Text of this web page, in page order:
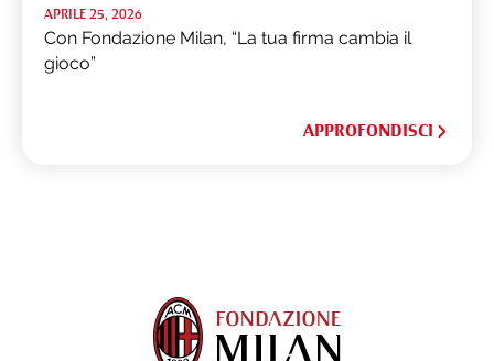
APRILE 25, 2026
Con Fondazione Milan, “La tua firma cambia il
gioco”
APPROFONDISCI